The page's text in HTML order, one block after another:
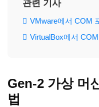
관련 기사
VMware에서 COM
VirtualBox에서
Gen-2 가상 머
법